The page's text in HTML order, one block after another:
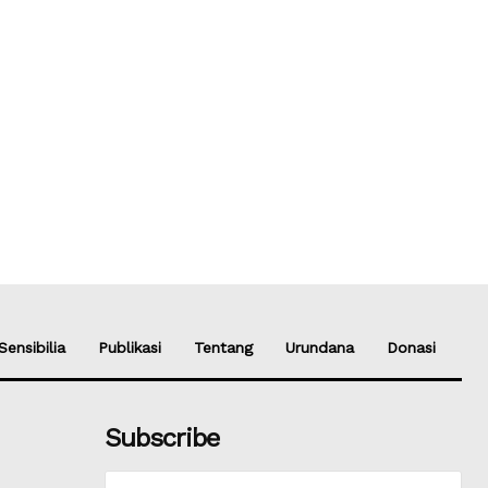
Publikasi Tentang Urundana Donasi
Subscribe